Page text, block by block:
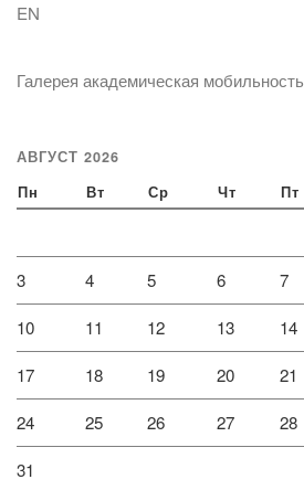
EN
Галерея академическая мобильность
АВГУСТ 2026
Пн Вт Ср Чт Пт
3 4 5 6 7
10 11 12 13 14
17 18 19 20 21
24 25 26 27 28
31